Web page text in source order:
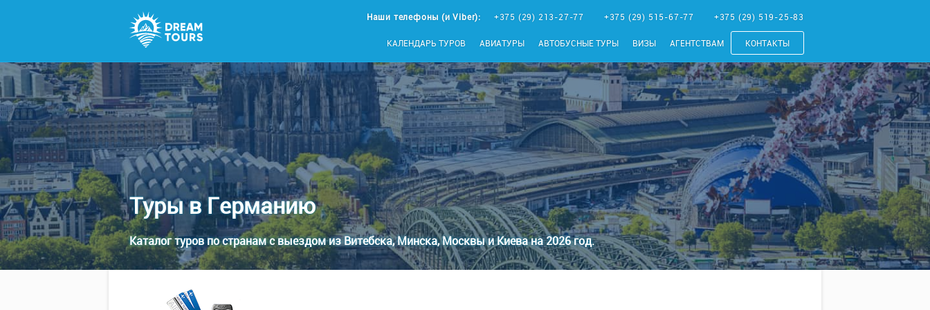
Наши телефоны (и Viber): +375 (29) 213-27-77 +375 (29) 515-67-77 +375 (29) 519-25-83
КАЛЕНДАРЬ ТУРОВ АВИАТУРЫ АВТОБУСНЫЕ ТУРЫ ВИЗЫ АГЕНТСТВАМ КОНТАКТЫ
Туры в Германию
Каталог туров по странам с выездом из Витебска, Минска, Москвы и Киева на 2026 год.